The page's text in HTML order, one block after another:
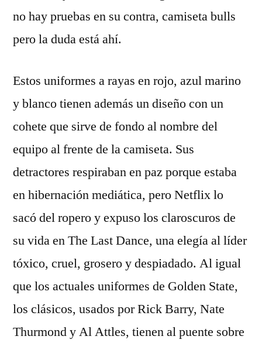
no hay pruebas en su contra, camiseta bulls
pero la duda está ahí.
Estos uniformes a rayas en rojo, azul marino
y blanco tienen además un diseño con un
cohete que sirve de fondo al nombre del
equipo al frente de la camiseta. Sus
detractores respiraban en paz porque estaba
en hibernación mediática, pero Netflix lo
sacó del ropero y expuso los claroscuros de
su vida en The Last Dance, una elegía al líder
tóxico, cruel, grosero y despiadado. Al igual
que los actuales uniformes de Golden State,
los clásicos, usados por Rick Barry, Nate
Thurmond y Al Attles, tienen al puente sobre